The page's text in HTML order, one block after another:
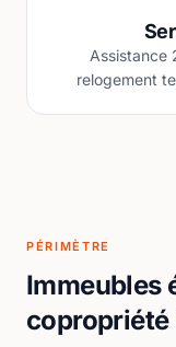
Assistance
relogement
PÉRIMÈTRE
Immeubles
copropriété